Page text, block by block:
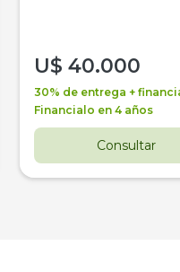
U$ 40.000
30% de entrega +
Financialo en 4 años
Consultar